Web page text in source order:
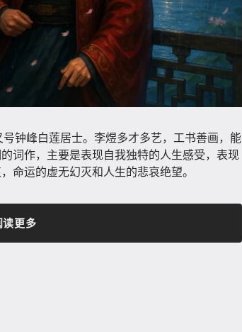
钟峰白莲居士。李煜多才多艺，工书善画，能
词作，主要是表现自我独特的人生感受，表现
命运的虚无幻灭和人生的悲哀绝望。
读更多